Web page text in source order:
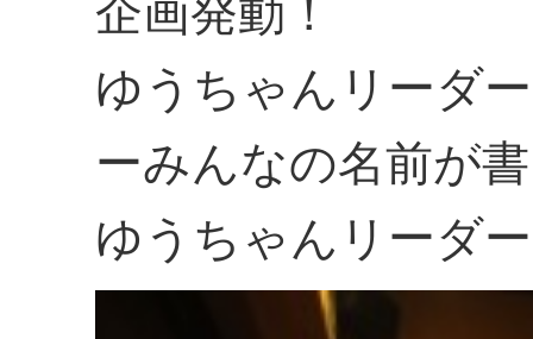
企画発動！
ゆうちゃんリーダ
ーみんなの名前が
ゆうちゃんリーダ